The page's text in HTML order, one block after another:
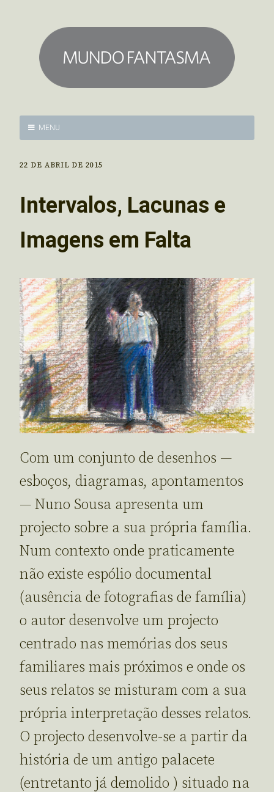
MENU
22 DE ABRIL DE 2015
Intervalos, Lacunas e
Imagens em Falta
Com um conjunto de desenhos —
esboços, diagramas, apontamentos
— Nuno Sousa apresenta um
projecto sobre a sua própria família.
Num contexto onde praticamente
não existe espólio documental
(ausência de fotografias de família)
o autor desenvolve um projecto
centrado nas memórias dos seus
familiares mais próximos e onde os
seus relatos se misturam com a sua
própria interpretação desses relatos.
O projecto desenvolve-se a partir da
história de um antigo palacete
(entretanto já demolido ) situado na